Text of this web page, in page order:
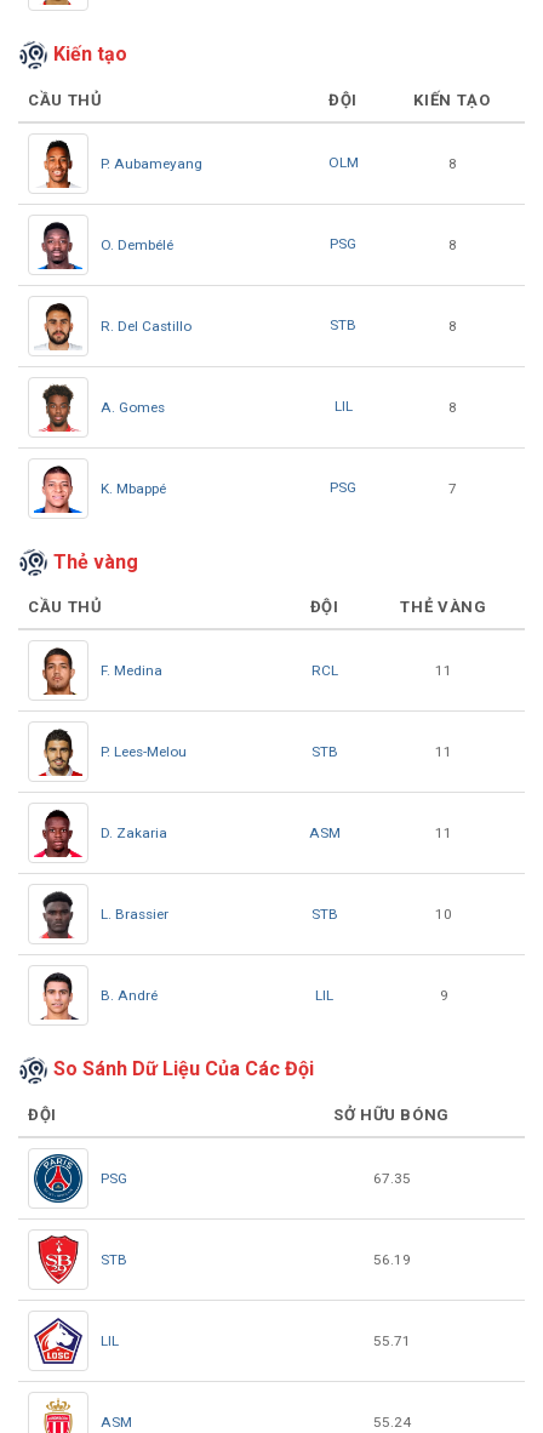
Kiến tạo
CẦU THỦ ĐỘI KIẾN TẠO
P. Aubameyang OLM 8
O. Dembélé PSG 8
R. Del Castillo STB 8
A. Gomes LIL 8
K. Mbappé PSG 7
Thẻ vàng
CẦU THỦ ĐỘI THẺ VÀNG
F. Medina RCL 11
P. Lees-Melou STB 11
D. Zakaria ASM 11
L. Brassier STB 10
B. André LIL 9
So Sánh Dữ Liệu Của Các Đội
ĐỘI SỞ HỮU BÓNG
PSG 67.35
STB 56.19
LIL 55.71
ASM 55.24